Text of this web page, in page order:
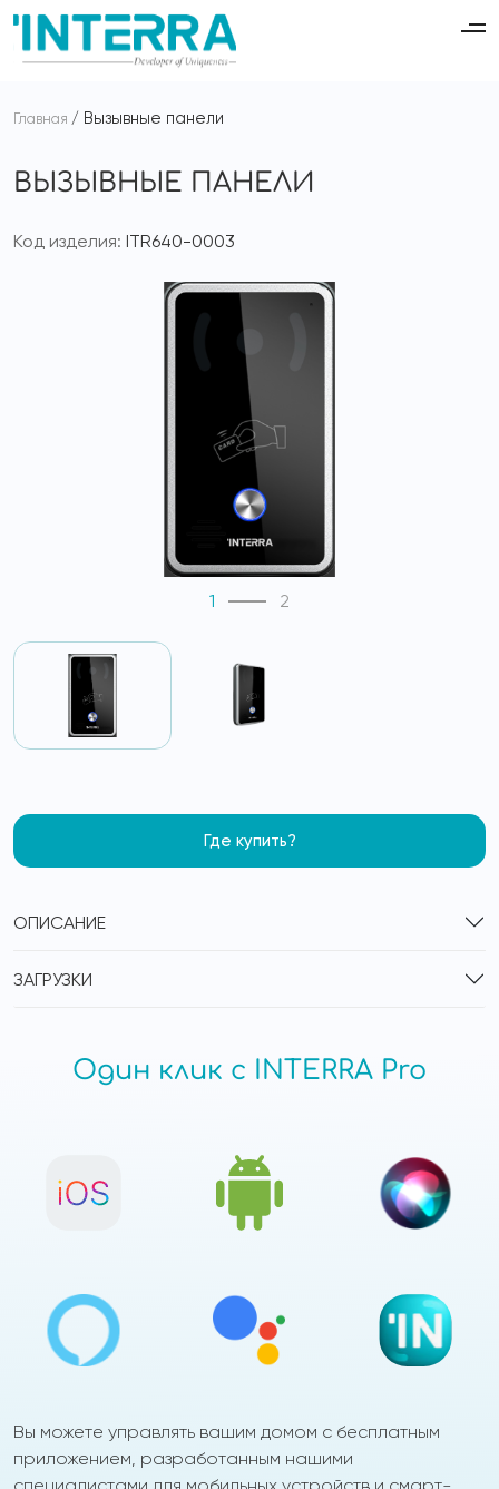
Главная Вызывные панели
Где купить?
ОПИСАНИЕ
ЗАГРУЗКИ
ВЫЗЫВНЫЕ ПАНЕЛИ
Код изделия: ITR640-0003
1 2
Один клик с INTERRA Pro
Вы можете управлять вашим домом с бесплатным
приложением, разработанным нашими